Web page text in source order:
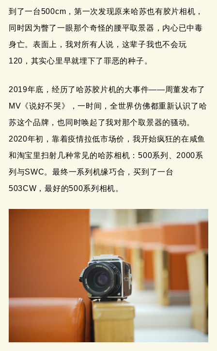
到了一台500cm，第一次发现原来哈苏也有胶片相机，
同时因为瞥了一眼那个奇怪的腰平取景器，内心已中毒
身亡。表面上，我对所有人说，这辈子我也不会玩
120，其实心里早就埋下了罪恶的种子。
2019年底，经历了哈苏胶片机的大事件——周董发布了
MV《说好不哭》，一时间，全世界仿佛都重新认识了哈
苏这个品牌，也同时唤起了我对那个取景器的骚动。
2020年初，靠着疫情拉低市场价，我开始疯狂的在咸鱼
和淘宝里扫射几种常见的哈苏相机：500系列、2000系
列与SWC。最终一系列机缘巧合，买到了一台
503CW，最好的500系列相机。